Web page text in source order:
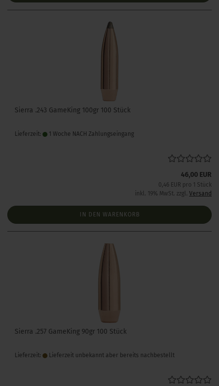
Sierra .243 GameKing 100gr 100 Stück
Lieferzeit: 1 Woche NACH Zahlungseingang
46,00 EUR
0,46 EUR pro 1 Stück
inkl. 19% MwSt. zzgl. Versand
IN DEN WARENKORB
Sierra .257 GameKing 90gr 100 Stück
Lieferzeit: Lieferzeit unbekannt aber bereits nachbestellt